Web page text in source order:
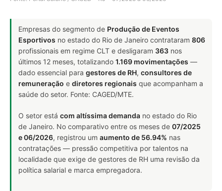
Empresas do segmento de Produção de Eventos
Esportivos no estado do Rio de Janeiro contrataram 806
profissionais em regime CLT e desligaram 363 nos
últimos 12 meses, totalizando 1.169 movimentações —
dado essencial para gestores de RH, consultores de
remuneração e diretores regionais que acompanham a
saúde do setor. Fonte: CAGED/MTE.
O setor está com altíssima demanda no estado do Rio
de Janeiro. No comparativo entre os meses de 07/2025
e 06/2026, registrou um aumento de 56.94% nas
contratações — pressão competitiva por talentos na
localidade que exige de gestores de RH uma revisão da
política salarial e marca empregadora.